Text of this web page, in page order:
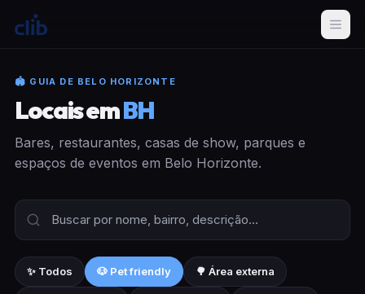
🏟 GUIA DE BELO HORIZONTE
Locais emBH
Bares, restaurantes, casas de show, parques e
espaços de eventos em Belo Horizonte.
✨ Todos 🐶 Pet friendly 🌳 Área externa